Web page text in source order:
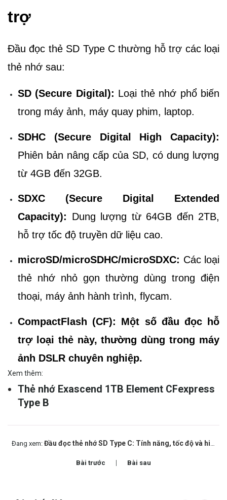
trợ
Đầu đọc thẻ SD Type C thường hỗ trợ các loại
thẻ nhớ sau:
SD (Secure Digital): Loại thẻ nhớ phổ biến
trong máy ảnh, máy quay phim, laptop.
SDHC (Secure Digital High Capacity):
Phiên bản nâng cấp của SD, có dung lượng
từ 4GB đến 32GB.
SDXC (Secure Digital Extended
Capacity): Dung lượng từ 64GB đến 2TB,
hỗ trợ tốc độ truyền dữ liệu cao.
microSD/microSDHC/microSDXC: Các loại
thẻ nhớ nhỏ gọn thường dùng trong điện
thoại, máy ảnh hành trình, flycam.
CompactFlash (CF): Một số đầu đọc hỗ
trợ loại thẻ này, thường dùng trong máy
ảnh DSLR chuyên nghiệp.
Xem thêm:
Thẻ nhớ Exascend 1TB Element CFexpress
Type B
Đang xem: Đầu đọc thẻ nhớ SD Type C: Tính năng, tốc độ và hiệu suất
Bài trước Bài sau